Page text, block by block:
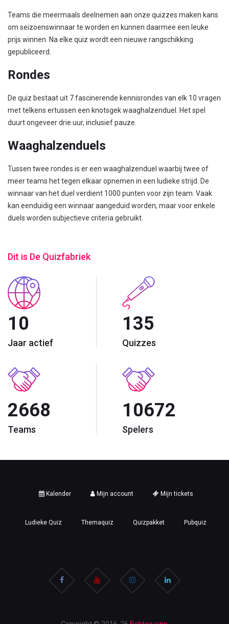
Teams die meermaals deelnemen aan onze quizzes maken kans
om seizoenswinnaar te worden en kunnen daarmee een leuke
prijs winnen. Na elke quiz wordt een nieuwe rangschikking
gepubliceerd.
Rondes
De quiz bestaat uit 7 fascinerende kennisrondes van elk 10 vragen
met telkens ertussen een knotsgek waaghalzenduel. Het spel
duurt ongeveer drie uur, inclusief pauze.
Waaghalzenduels
Tussen twee rondes is er een waaghalzenduel waarbij twee of
meer teams het tegen elkaar opnemen in een ludieke strijd. De
winnaar van het duel verdient 1000 punten voor zijn team. Vaak
kan eenduidig een winnaar aangeduid worden, maar voor enkele
duels worden subjectieve criteria gebruikt.
Dit is De Quizfabriek
10
Jaar actief
135
Quizzes
2668
Teams
10672
Spelers
Kalender Mijn account Mijn tickets
Ludieke Quiz Themaquiz Quizpakket Pubquiz